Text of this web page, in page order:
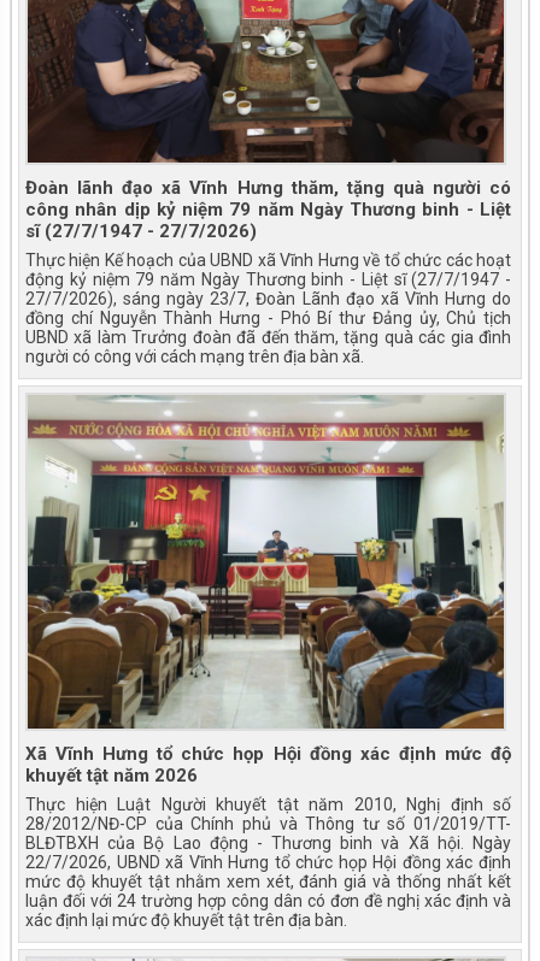
Đoàn lãnh đạo xã Vĩnh Hưng thăm, tặng quà người có
công nhân dịp kỷ niệm 79 năm Ngày Thương binh - Liệt
sĩ (27/7/1947 - 27/7/2026)
Thực hiện Kế hoạch của UBND xã Vĩnh Hưng về tổ chức các hoạt
động kỷ niệm 79 năm Ngày Thương binh - Liệt sĩ (27/7/1947 -
27/7/2026), sáng ngày 23/7, Đoàn Lãnh đạo xã Vĩnh Hưng do
đồng chí Nguyễn Thành Hưng - Phó Bí thư Đảng ủy, Chủ tịch
UBND xã làm Trưởng đoàn đã đến thăm, tặng quà các gia đình
người có công với cách mạng trên địa bàn xã.
Xã Vĩnh Hưng tổ chức họp Hội đồng xác định mức độ
khuyết tật năm 2026
Thực hiện Luật Người khuyết tật năm 2010, Nghị định số
28/2012/NĐ-CP của Chính phủ và Thông tư số 01/2019/TT-
BLĐTBXH của Bộ Lao động - Thương binh và Xã hội. Ngày
22/7/2026, UBND xã Vĩnh Hưng tổ chức họp Hội đồng xác định
mức độ khuyết tật nhằm xem xét, đánh giá và thống nhất kết
luận đối với 24 trường hợp công dân có đơn đề nghị xác định và
xác định lại mức độ khuyết tật trên địa bàn.